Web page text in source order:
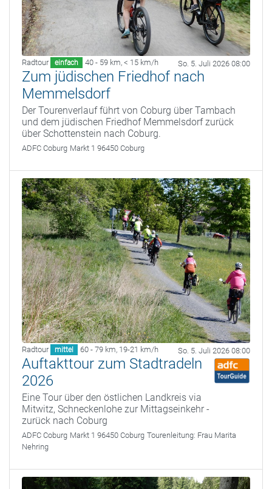
Radtour einfach 40 - 59 km, < 15 km/h So. 5. Juli 2026 08:00
Zum jüdischen Friedhof nach
Memmelsdorf
Der Tourenverlauf führt von Coburg über Tambach
und dem jüdischen Friedhof Memmelsdorf zurück
über Schottenstein nach Coburg.
ADFC Coburg Markt 1 96450 Coburg
Radtour mittel 60 - 79 km, 19-21 km/h So. 5. Juli 2026 08:00
Auftakttour zum Stadtradeln
2026
Eine Tour über den östlichen Landkreis via
Mitwitz, Schneckenlohe zur Mittagseinkehr -
zurück nach Coburg
ADFC Coburg Markt 1 96450 Coburg Tourenleitung: Frau Marita
Nehring